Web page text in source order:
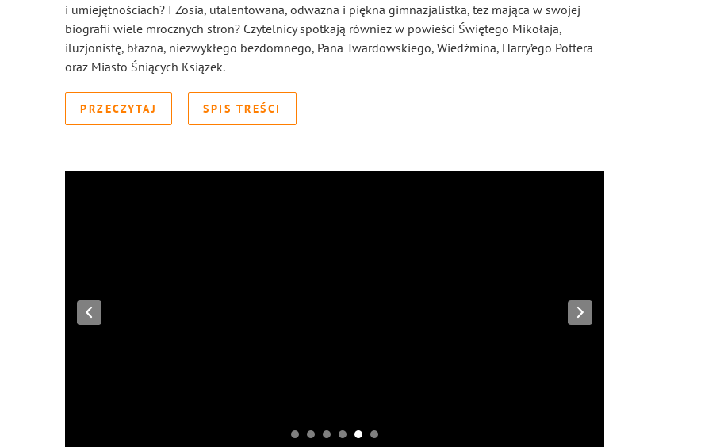
i umiejętnościach? I Zosia, utalentowana, odważna i piękna gimnazjalistka, też mająca w swojej
biografii wiele mrocznych stron? Czytelnicy spotkają również w powieści Świętego Mikołaja,
iluzjonistę, błazna, niezwykłego bezdomnego, Pana Twardowskiego, Wiedźmina, Harry’ego Pottera
oraz Miasto Śniących Książek.
PRZECZYTAJ SPIS TREŚCI